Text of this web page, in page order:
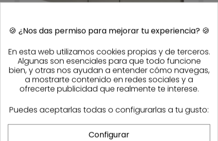
Pulsador de inodoro Visign for Style 24 Viega 8614.1
289,58 € - 30% 202,70 €
7-10 días
-30%
🍪 ¿Nos das permiso para mejorar tu experiencia? 🍪
En esta web utilizamos cookies propias y de terceros.
Algunas son esenciales para que todo funcione
bien, y otras nos ayudan a entender cómo navegas,
a mostrarte contenido en redes sociales y a
ofrecerte publicidad que realmente te interese.
Puedes aceptarlas todas o configurarlas a tu gusto:
Configurar